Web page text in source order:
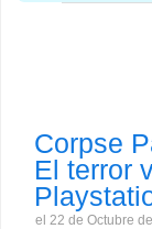
Corpse
El terror
el 22 de Octubre